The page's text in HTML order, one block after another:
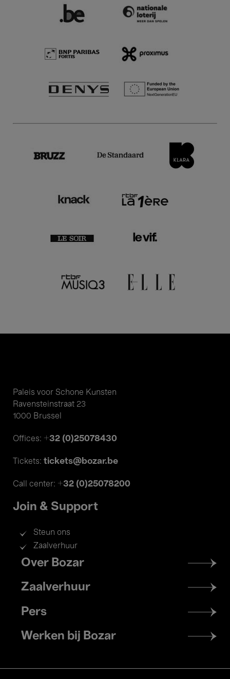
Paleis voor Schone Kunsten
Ravensteinstraat 23
1000 Brussel
Offices: +32 (0)25078430
Tickets: tickets@bozar.be
Call center: +32 (0)25078200
Join & Support
Steun ons
Zaalverhuur
Footer
menu
Over Bozar
Zaalverhuur
Pers
Werken bij Bozar